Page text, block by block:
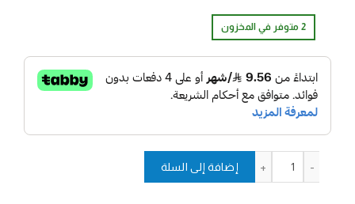
2 متوفر في المخزون
إضافة إلى السلة